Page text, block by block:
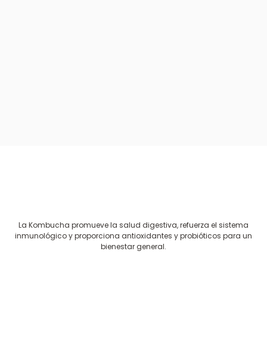
La Kombucha promueve la salud digestiva, refuerza el sistema
inmunológico y proporciona antioxidantes y probióticos para un
bienestar general.